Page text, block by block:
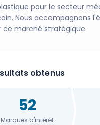
pour le secteur
Nous accompagnons
marché stratégique.
obtenus
52
Marques d'intérêt